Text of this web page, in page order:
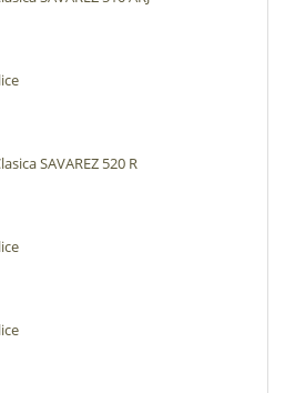
SAVAREZ 520 R